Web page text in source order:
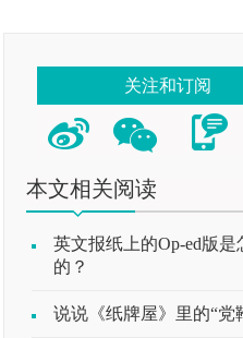
关注和订阅
本文相关阅读
英文报纸上的Op-ed版是
的？
说说《纸牌屋》里的“党